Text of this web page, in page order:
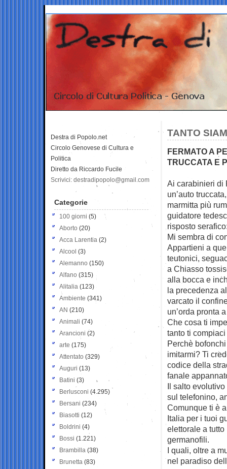
TANTO
FERMATO A
TRUCCATA E
Ai carabinieri di
un’auto
marmitta più
guidatore
risposto
Mi sembra di
Appartieni a
teutonici,
a Chiasso
alla bocca e
la precedenza
varcato il
un’orda pronta
Che cosa ti
tanto ti
Perchè
imitarmi? Ti
codice della
fanale
Il salto
sul telefonino,
Comunque ti è
Italia per i tuoi
elettorale a
germanofili.
I quali, oltre a
nel paradiso
Destra di Popolo.net
Circolo Genovese di Cultura e
Politica
Diretto da Riccardo Fucile
Scrivici: destradipopolo@gmail.com
Categorie
100 giorni (5)
Aborto (20)
Acca Larentia (2)
Alcool (3)
Alemanno (150)
Alfano (315)
Alitalia (123)
Ambiente (341)
AN (210)
Animali (74)
Arancioni (2)
arte (175)
Attentato (329)
Auguri (13)
Batini (3)
Berlusconi (4.295)
Bersani (234)
Biasotti (12)
Boldrini (4)
Bossi (1.221)
Brambilla (38)
Brunetta (83)